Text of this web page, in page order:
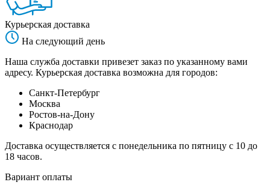
Курьерская доставка
На следующий день
Наша служба доставки привезет заказ по указанному вами
адресу. Курьерская доставка возможна для городов:
Санкт-Петербург
Москва
Ростов-на-Дону
Краснодар
Доставка осуществляется с понедельника по пятницу с 10 до
18 часов.
Вариант оплаты